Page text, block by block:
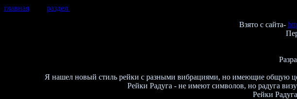
главная
раздел
Взято с сайта-
Я нашел новый стиль рейки с разными вибрациями, но имеющие общую
Рейки Радуга - не имеют символов, но радуга
Рейки